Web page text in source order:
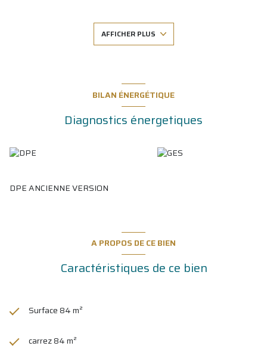
buanderie (avec poss. de créer un deuxième point d'eau). Vous
profiterez de tout le confort moderne (visiophone, volets roulants
électriques centralisés, performance énergétique index A,
local à vélos et des places de stationnements "visiteurs"
complètent l'ensemble. Poss. d'acquérir un grand garage double
Les informations sur les risques auxquels ce bien est exposé sont
AFFICHER PLUS
BILAN ÉNERGÉTIQUE
Diagnostics énergetiques
DPE ANCIENNE VERSION
A PROPOS DE CE BIEN
Caractéristiques de ce bien
Surface 84 m²
carrez 84 m²